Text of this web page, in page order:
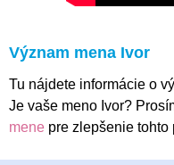
Význam mena Ivor
Tu nájdete informácie o
Je vaše meno Ivor?
mene pre zlepšenie tohto